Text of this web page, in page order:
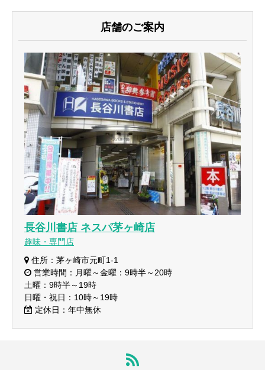
店舗のご案内
長谷川書店 ネスパ茅ヶ崎店
趣味・専門店
住所：茅ヶ崎市元町1-1
営業時間：月曜～金曜：9時半～20時
土曜：9時半～19時
日曜・祝日：10時～19時
定休日：年中無休